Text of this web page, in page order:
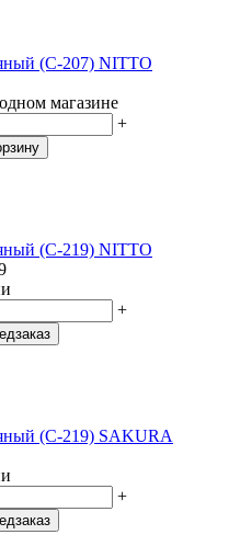
(C-207) NITTO
магазине
+
(C-219) NITTO
+
(C-219) SAKURA
+